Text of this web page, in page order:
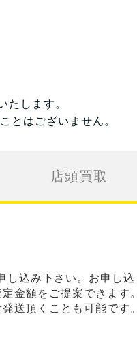
たします。
とはございません。
店頭買取
し込み下さい。お申し込
金額をご提案できます。
送頂くことも可能です。